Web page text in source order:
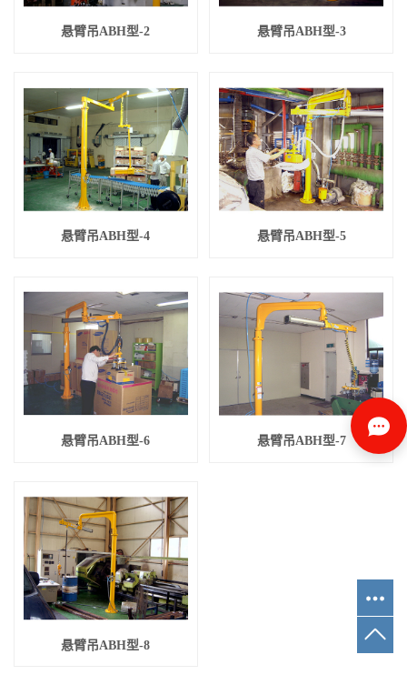
悬臂吊ABH型-2 悬臂吊ABH型-3
悬臂吊ABH型-4 悬臂吊ABH型-5
悬臂吊ABH型-6 悬臂吊ABH型-7
悬臂吊ABH型-8